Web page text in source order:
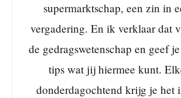
supermarktschap, een zin in
vergadering. En ik verklaar dat
de gedragswetenschap en geef
tips wat jij hiermee kunt.
donderdagochtend krijg je het